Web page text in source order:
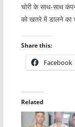
चोरी के साथ-साथ
को खतरे में डालने का
Share this:
Facebook
Related